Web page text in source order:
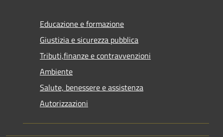
Educazione e formazione
Giustizia e sicurezza pubblica
Tributi,finanze e contravvenzioni
Ambiente
Salute, benessere e assistenza
Autorizzazioni